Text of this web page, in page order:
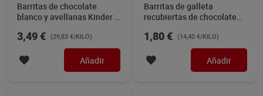
Barritas de chocolate
blanco y avellanas Kinder 3
3,49 € (29,83 €/KILO)
Añadir
Barritas de galleta
recubiertas de chocolate
1,80 € (14,40 €/KILO)
Añadir